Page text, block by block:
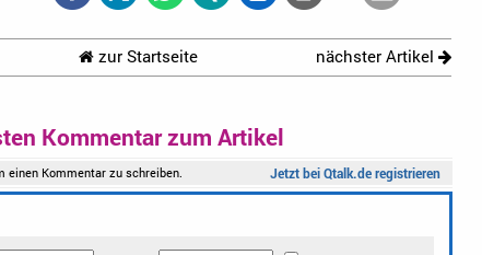
zur Startseite nächster Artikel
Kommentar zum Artikel